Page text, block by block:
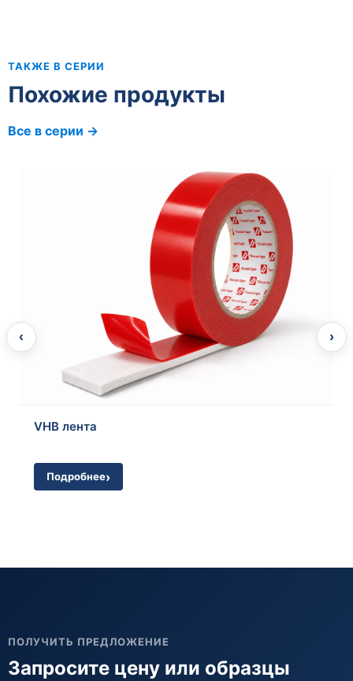
ТАКЖЕ В СЕРИИ
Похожие продукты
Все в серии →
‹
Автомобильная PE вспененная двухсторонняя
Подробнее
›
ПОЛУЧИТЬ ПРЕДЛОЖЕНИЕ
Запросите цену или образцы